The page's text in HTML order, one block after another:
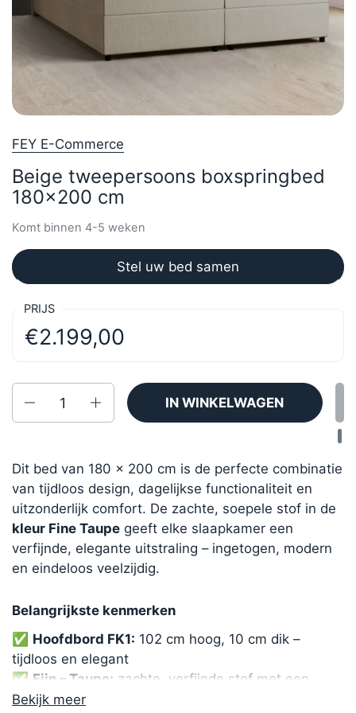
FEY E-Commerce
Beige tweepersoons boxspringbed
180x200 cm
Komt binnen 4-5 weken
Stel uw bed samen
PRIJS
€2.199,00
IN WINKELWAGEN
Bekijk meer
Dit bed van 180 × 200 cm is de perfecte combinatie
van tijdloos design, dagelijkse functionaliteit en
uitzonderlijk comfort. De zachte, soepele stof in de
kleur Fine Taupe geeft elke slaapkamer een
verfijnde, elegante uitstraling – ingetogen, modern
en eindeloos veelzijdig.
Belangrijkste kenmerken
✅ Hoofdbord FK1: 102 cm hoog, 10 cm dik –
tijdloos en elegant
✅ Fijn – Taupe: zachte, verfijnde stof met een
gladde afwerking